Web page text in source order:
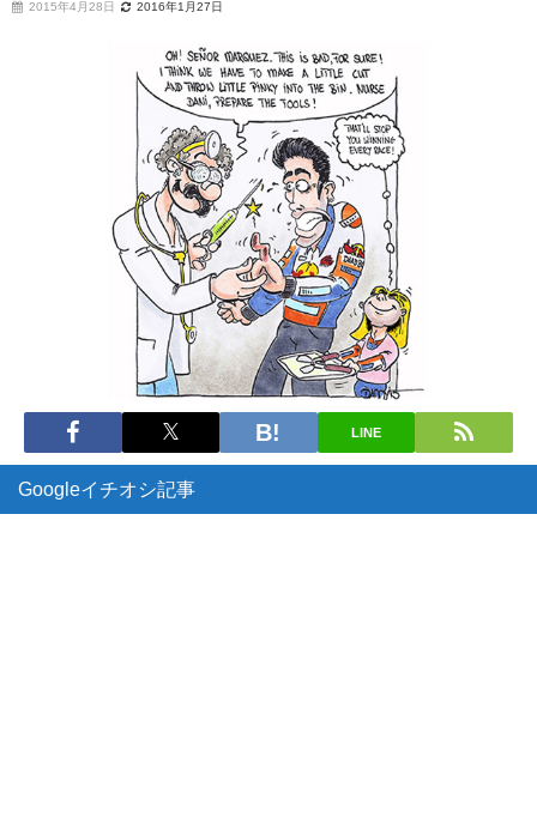
2015年4月28日 2016年1月27日
LINE
Googleイチオシ記事